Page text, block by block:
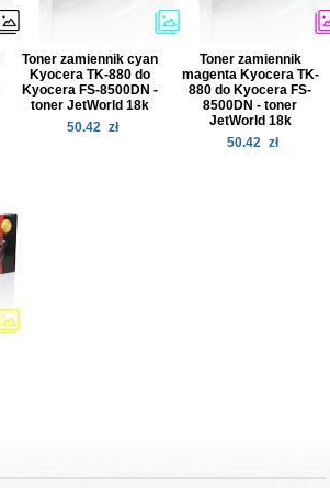
Toner zamiennik cyan
Kyocera TK-880 do
Kyocera FS-8500DN -
toner JetWorld 18k
50.42 zł
Toner zamiennik
magenta Kyocera TK-
880 do Kyocera FS-
8500DN - toner
JetWorld 18k
50.42 zł